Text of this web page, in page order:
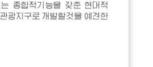
종합적기능을 갖춘 현대적
광지구로 개발할것을 예견한